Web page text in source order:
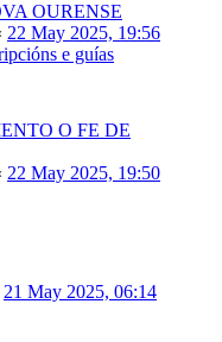
OURENSE
22 May 2025, 19:56
e guías
O FE DE
22 May 2025, 19:50
21 May 2025, 06:14